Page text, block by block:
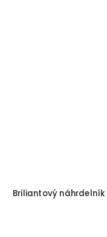
Briliantový náhrdelník